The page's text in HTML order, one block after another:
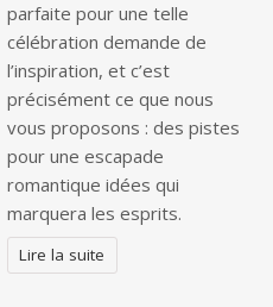
parfaite pour une telle
célébration demande de
l’inspiration, et c’est
précisément ce que nous
vous proposons : des pistes
pour une escapade
romantique idées qui
marquera les esprits.
Lire la suite